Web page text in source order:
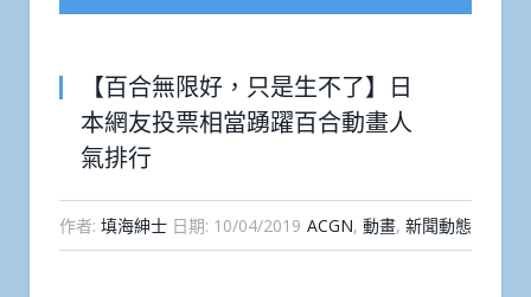
【百合無限好，只是生不了】日
本網友投票相當踴躍百合動畫人
氣排行
作者: 填海紳士 日期: 10/04/2019 ACGN, 動畫, 新聞動態